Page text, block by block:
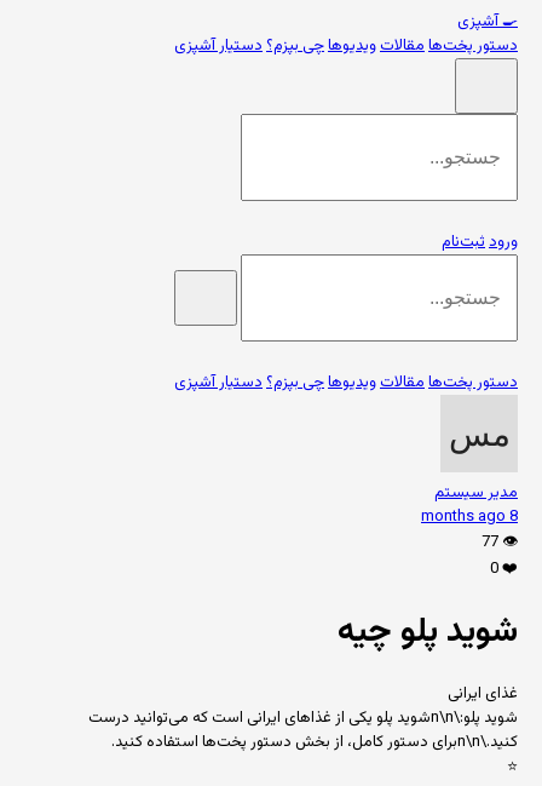
🍳آشپزی
دستور پخت‌هامقالاتویدیوهاچی بپزم؟دستیار آشپزی
ورودثبت‌نام
دستور پخت‌هامقالاتویدیوهاچی بپزم؟دستیار آشپزی
مدیر سیستم
8 months ago
👁️
77
❤️
0
شوید پلو چیه
غذای ایرانی
شوید پلو:\n\nشوید پلو یکی از غذاهای ایرانی است که می‌توانید درست
کنید.\n\nبرای دستور کامل، از بخش دستور پخت‌ها استفاده کنید.
⭐